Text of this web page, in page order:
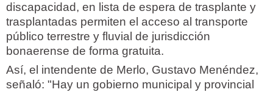
discapacidad, en lista de espera de trasplante y
trasplantadas permiten el acceso al transporte
público terrestre y fluvial de jurisdicción
bonaerense de forma gratuita.
Así, el intendente de Merlo, Gustavo Menéndez,
señaló: "Hay un gobierno municipal y provincial